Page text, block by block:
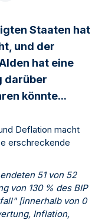
Staaten hat
und der
hat eine
darüber
könnte...
Deflation macht
erschreckende
51 von 52
von 130 % des BIP
[innerhalb von 0
Inflation,